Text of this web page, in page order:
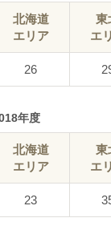
北海道
エリア
東
エ
26
年度
北海道
エリア
東
エ
23